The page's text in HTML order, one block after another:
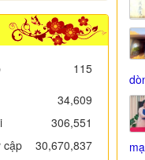
115
34,609
306,551
cập
30,670,837